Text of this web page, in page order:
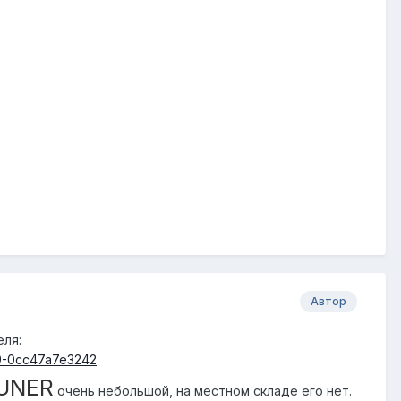
Автор
0cc47a7e3242
очень небольшой, на местном складе его нет.